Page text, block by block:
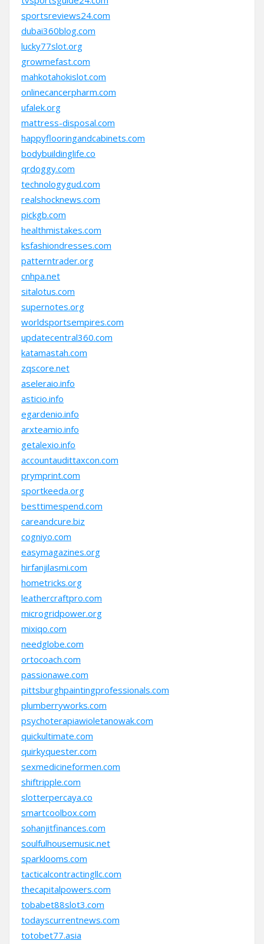
sportsreviews24.com
dubai360blog.com
lucky77slot.org
growmefast.com
mahkotahokislot.com
onlinecancerpharm.com
ufalek.org
mattress-disposal.com
happyflooringandcabinets.com
bodybuildinglife.co
qrdoggy.com
technologygud.com
realshocknews.com
pickgb.com
healthmistakes.com
ksfashiondresses.com
patterntrader.org
cnhpa.net
sitalotus.com
supernotes.org
worldsportsempires.com
updatecentral360.com
katamastah.com
zqscore.net
aseleraio.info
asticio.info
egardenio.info
arxteamio.info
getalexio.info
accountaudittaxcon.com
prymprint.com
sportkeeda.org
besttimespend.com
careandcure.biz
cogniyo.com
easymagazines.org
hirfanjilasmi.com
hometricks.org
leathercraftpro.com
microgridpower.org
mixiqo.com
needglobe.com
ortocoach.com
passionawe.com
pittsburghpaintingprofessionals.com
plumberryworks.com
psychoterapiawioletanowak.com
quickultimate.com
quirkyquester.com
sexmedicineformen.com
shiftripple.com
slotterpercaya.co
smartcoolbox.com
sohanjitfinances.com
soulfulhousemusic.net
sparklooms.com
tacticalcontractingllc.com
thecapitalpowers.com
tobabet88slot3.com
todayscurrentnews.com
totobet77.asia